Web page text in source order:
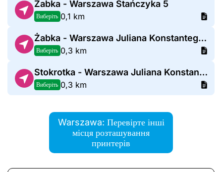
Żabka - Warszawa Stańczyka 5
Виберіть 0,1 km
Żabka - Warszawa Juliana Konstantego Ordona 5F
Виберіть 0,3 km
Stokrotka - Warszawa Juliana Konstantego Ordona 5b
Виберіть 0,3 km
Warszawa: Перевірте інші
місця розташування
принтерів